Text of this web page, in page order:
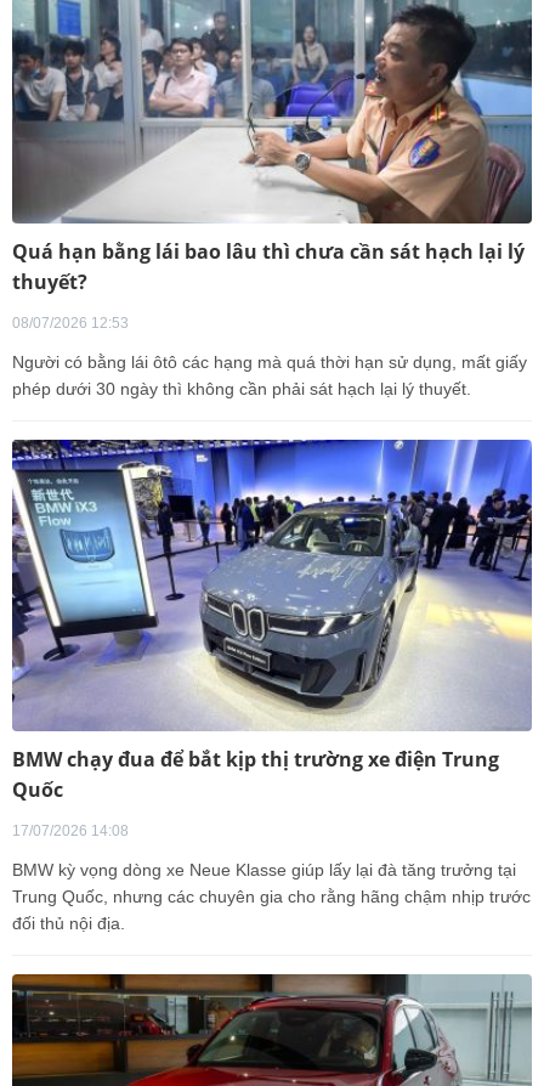
Quá hạn bằng lái bao lâu thì chưa cần sát hạch lại lý
thuyết?
08/07/2026 12:53
Người có bằng lái ôtô các hạng mà quá thời hạn sử dụng, mất giấy
phép dưới 30 ngày thì không cần phải sát hạch lại lý thuyết.
BMW chạy đua để bắt kịp thị trường xe điện Trung
Quốc
17/07/2026 14:08
BMW kỳ vọng dòng xe Neue Klasse giúp lấy lại đà tăng trưởng tại
Trung Quốc, nhưng các chuyên gia cho rằng hãng chậm nhịp trước
đối thủ nội địa.